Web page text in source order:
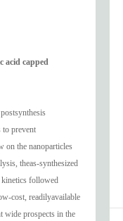
acid capped
to prevent
on the nanoparticles
theas-synthesized
kinetics followed
cost, readilyavailable
wide prospects in the